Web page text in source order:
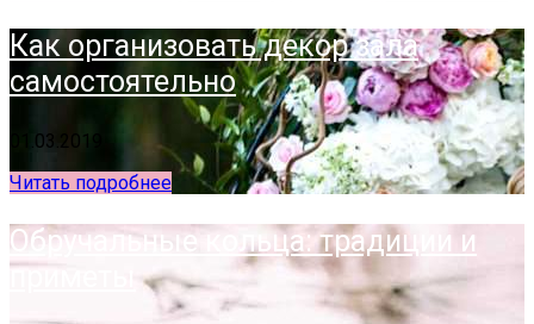
Как организовать декор зала
самостоятельно
01.03.2019
Читать подробнее
Обручальные кольца: традиции и
приметы